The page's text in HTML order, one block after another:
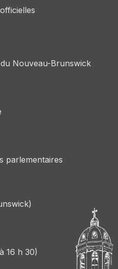
Nouveau-Brunswick
parlementaires
16 h 30)